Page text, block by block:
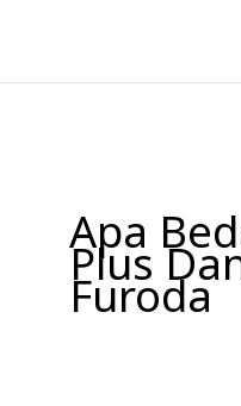
konten
Apa
Plus
Furoda